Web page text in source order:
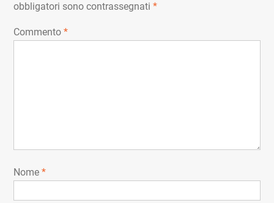
obbligatori sono contrassegnati *
Commento *
Nome *